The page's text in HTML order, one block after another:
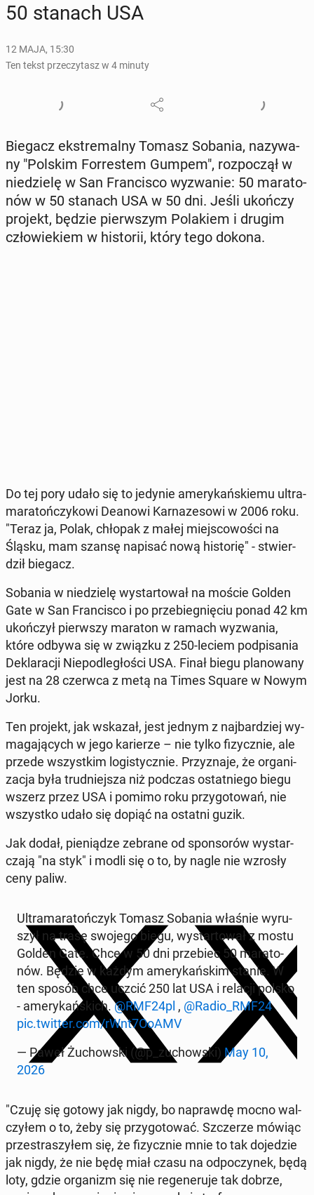
50 stanach USA
12 MAJA, 15:30
Ten tekst przeczytasz w 4 minuty
Biegacz eks­tre­mal­ny Tomasz Sobania, na­zy­wa­
ny "Polskim For­re­stem Gumpem", roz­po­czął w
nie­dzie­lę w San Fran­ci­sco wy­zwa­nie: 50 ma­ra­to­
nów w 50 stanach USA w 50 dni. Jeśli ukończy
projekt, będzie pierw­szym Po­la­kiem i drugim
czło­wie­kiem w hi­sto­rii, który tego dokona.
Do tej pory udało się to jedynie ame­ry­kań­skie­mu ul­tra­
ma­ra­toń­czy­ko­wi Deanowi Kar­na­ze­so­wi w 2006 roku.
"Teraz ja, Polak, chłopak z małej miej­sco­wo­ści na
Śląsku, mam szansę napisać nową hi­sto­rię" - stwier­
dził biegacz.
Sobania w nie­dzie­lę wy­star­to­wał na moście Golden
Gate w San Fran­ci­sco i po prze­bie­gnię­ciu ponad 42 km
ukoń­czył pierw­szy maraton w ramach wy­zwa­nia,
które odbywa się w związku z 250-leciem pod­pi­sa­nia
De­kla­ra­cji Nie­pod­le­gło­ści USA. Finał biegu pla­no­wa­ny
jest na 28 czerwca z metą na Times Square w Nowym
Jorku.
Ten projekt, jak wskazał, jest jednym z naj­bar­dziej wy­
ma­ga­ją­cych w jego ka­rie­rze – nie tylko fi­zycz­nie, ale
przede wszyst­kim lo­gi­stycz­nie. Przy­zna­je, że or­ga­ni­
za­cja była trud­niej­sza niż podczas ostat­nie­go biegu
wszerz przez USA i pomimo roku przy­go­to­wań, nie
wszyst­ko udało się dopiąć na ostatni guzik.
Jak dodał, pie­nią­dze zebrane od spon­so­rów wy­star­
cza­ją "na styk" i modli się o to, by nagle nie wzrosły
ceny paliw.
Ul­tra­ma­ra­toń­czyk Tomasz Sobania właśnie wy­ru­
szył na trasę swojego biegu, wy­star­to­wał z mostu
Golden Gate. Chce w 50 dni prze­biec 50 ma­ra­to­
nów. Będzie w każdym ame­ry­kań­skim stanie. W
ten sposób chce uczcić 250 lat USA i relacji polsko
- ame­ry­kań­skich.@RMF24pl , @Radio_RMF24
pic.twitter.com/rWnt7OoAMV
— Paweł Żu­chow­ski (@p_zu­chow­ski) May 10,
2026
"Czuję się gotowy jak nigdy, bo na­praw­dę mocno wal­
czy­łem o to, żeby się przy­go­to­wać. Szcze­rze mówiąc
prze­stra­szy­łem się, że fi­zycz­nie mnie to tak do­je­dzie
jak nigdy, że nie będę miał czasu na od­po­czy­nek, będą
loty, gdzie or­ga­nizm się nie re­ge­ne­ru­je tak dobrze,